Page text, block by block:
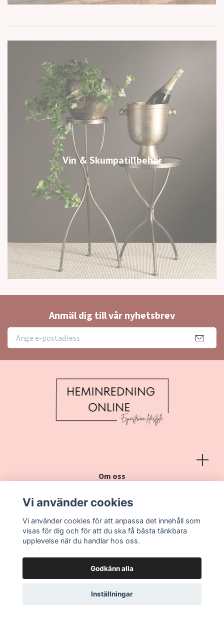
Vin & Skumpatillbehör
Anmäl dig till vår nyhetsbrev
Om oss
Kontakt
Vanliga frågor
Vi använder cookies
Vi använder cookies för att anpassa det innehåll som
visas för dig och för att du ska få bästa tänkbara
upplevelse när du handlar hos oss.
Godkänn alla
Inställningar